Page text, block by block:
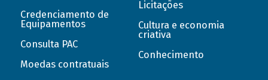
Credenciamento de
Equipamentos
Consulta PAC
Moedas contratuais
Licitações
Cultura e economia
criativa
Conhecimento